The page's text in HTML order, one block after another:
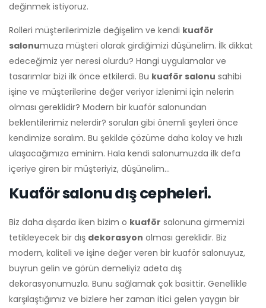
değinmek istiyoruz.
Rolleri müşterilerimizle değişelim ve kendi kuaför
salonumuza müşteri olarak girdiğimizi düşünelim. İlk dikkat
edeceğimiz yer neresi olurdu? Hangi uygulamalar ve
tasarımlar bizi ilk önce etkilerdi. Bu kuaför salonu sahibi
işine ve müşterilerine değer veriyor izlenimi için nelerin
olması gereklidir? Modern bir kuaför salonundan
beklentilerimiz nelerdir? soruları gibi önemli şeyleri önce
kendimize soralım. Bu şekilde çözüme daha kolay ve hızlı
ulaşacağımıza eminim. Hala kendi salonumuzda ilk defa
içeriye giren bir müşteriyiz, düşünelim…
Kuaför salonu dış cepheleri.
Biz daha dışarda iken bizim o kuaför salonuna girmemizi
tetikleyecek bir dış dekorasyon olması gereklidir. Biz
modern, kaliteli ve işine değer veren bir kuaför salonuyuz,
buyrun gelin ve görün demeliyiz adeta dış
dekorasyonumuzla. Bunu sağlamak çok basittir. Genellikle
karşılaştığımız ve bizlere her zaman itici gelen yaygın bir